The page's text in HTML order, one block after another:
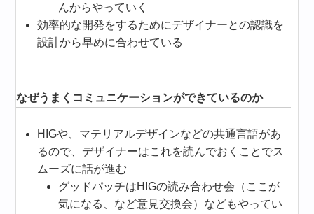
んからやっていく
効率的な開発をするためにデザイナーとの認識を
設計から早めに合わせている
なぜうまくコミュニケーションができているのか
HIGや、マテリアルデザインなどの共通言語があ
るので、デザイナーはこれを読んでおくことでス
ムーズに話が進む
グッドパッチはHIGの読み合わせ会（ここが
気になる、など意見交換会）などもやってい